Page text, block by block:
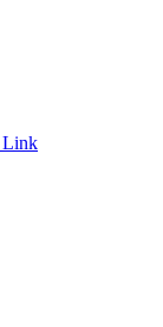
Link